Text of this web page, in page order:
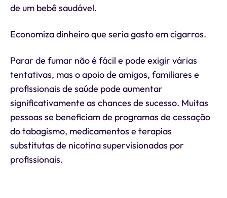
de um bebê saudável.
Economiza dinheiro que seria gasto em cigarros.
Parar de fumar não é fácil e pode exigir várias
tentativas, mas o apoio de amigos, familiares e
profissionais de saúde pode aumentar
significativamente as chances de sucesso. Muitas
pessoas se beneficiam de programas de cessação
do tabagismo, medicamentos e terapias
substitutas de nicotina supervisionadas por
profissionais.